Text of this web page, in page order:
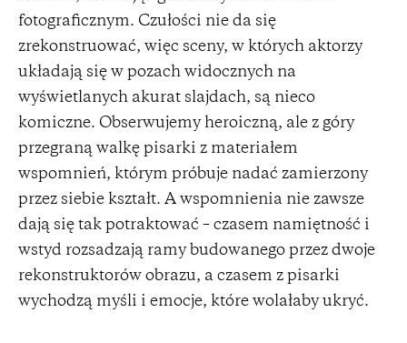
fotograficznym. Czułości nie da się
zrekonstruować, więc sceny, w których aktorzy
układają się w pozach widocznych na
wyświetlanych akurat slajdach, są nieco
komiczne. Obserwujemy heroiczną, ale z góry
przegraną walkę pisarki z materiałem
wspomnień, którym próbuje nadać zamierzony
przez siebie kształt. A wspomnienia nie zawsze
dają się tak potraktować – czasem namiętność i
wstyd rozsadzają ramy budowanego przez dwoje
rekonstruktorów obrazu, a czasem z pisarki
wychodzą myśli i emocje, które wolałaby ukryć.